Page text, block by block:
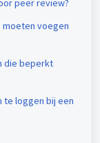
peer review?
moeten voegen
die beperkt
te loggen bij een